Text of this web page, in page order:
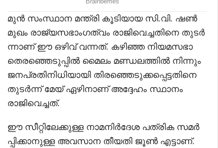
മുൻ സംസ്ഥാന മന്ത്രി കൂടിയായ സി.വി. ഷൺ
മുഖം രാജ്യസഭാംഗത്വം രാജിവെച്ചതിനെ തുടർ
ന്നാണ് ഈ ഒഴിവ് വന്നത്. കഴിഞ്ഞ നിയമസഭാ
തെരഞ്ഞെടുപ്പിൽ മൈലം മണ്ഡലത്തിൽ നിന്നും
ജനപ്രതിനിധിയായി തിരഞ്ഞെടുക്കപ്പെട്ടതിനെ
തുടർന്ന് മേയ് ഏഴിനാണ് അദ്ദേഹം സ്ഥാനം
രാജിവെച്ചത്.
ഈ സീറ്റിലേക്കുള്ള നാമനിർദേശ പത്രിക സമർ
പ്പിക്കാനുള്ള അവസാന തീയതി ജൂൺ എട്ടാണ്.